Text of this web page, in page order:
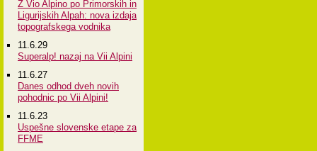
Z Vio Alpino po Primorskih in
Ligurijskih Alpah: nova izdaja
topografskega vodnika
11.6.29
Superalp! nazaj na Vii Alpini
11.6.27
Danes odhod dveh novih
pohodnic po Vii Alpini!
11.6.23
Uspešne slovenske etape za
FFME